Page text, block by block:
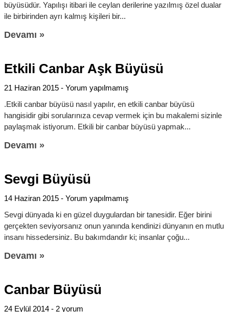
büyüsüdür. Yapılışı itibari ile ceylan derilerine yazılmış özel dualar
ile birbirinden ayrı kalmış kişileri bir
Devamı »
Etkili Canbar Aşk Büyüsü
21 Haziran 2015
Yorum yapılmamış
.Etkili canbar büyüsü nasıl yapılır, en etkili canbar büyüsü
hangisidir gibi sorularınıza cevap vermek için bu makalemi sizinle
paylaşmak istiyorum. Etkili bir canbar büyüsü yapmak
Devamı »
Sevgi Büyüsü
14 Haziran 2015
Yorum yapılmamış
Sevgi dünyada ki en güzel duygulardan bir tanesidir. Eğer birini
gerçekten seviyorsanız onun yanında kendinizi dünyanın en mutlu
insanı hissedersiniz. Bu bakımdandır ki; insanlar çoğu
Devamı »
Canbar Büyüsü
24 Eylül 2014 2 yorum